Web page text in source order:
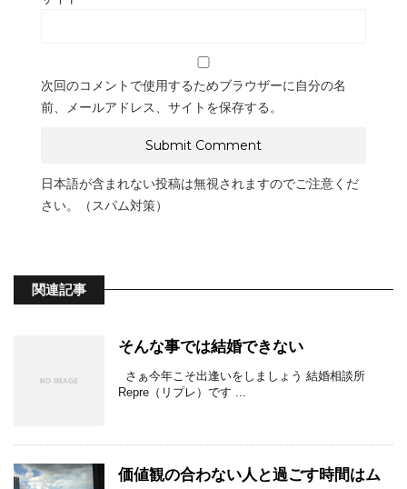
次回のコメントで使用するためブラウザーに自分の名
前、メールアドレス、サイトを保存する。
日本語が含まれない投稿は無視されますのでご注意くだ
さい。（スパム対策）
関連記事
そんな事では結婚できない
さぁ今年こそ出逢いをしましょう 結婚相談所
Repre（リプレ）です ...
価値観の合わない人と過ごす時間はム